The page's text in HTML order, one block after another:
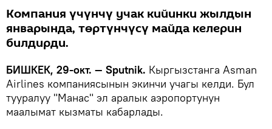
Компания үчүнчү учак кийинки жылдын
январында, төртүнчүсү майда келерин
билдирди.
БИШКЕК, 29-окт. — Sputnik. Кыргызстанга Asman
Airlines компаниясынын экинчи учагы келди. Бул
тууралуу "Манас" эл аралык аэропортунун
маалымат кызматы кабарлады.